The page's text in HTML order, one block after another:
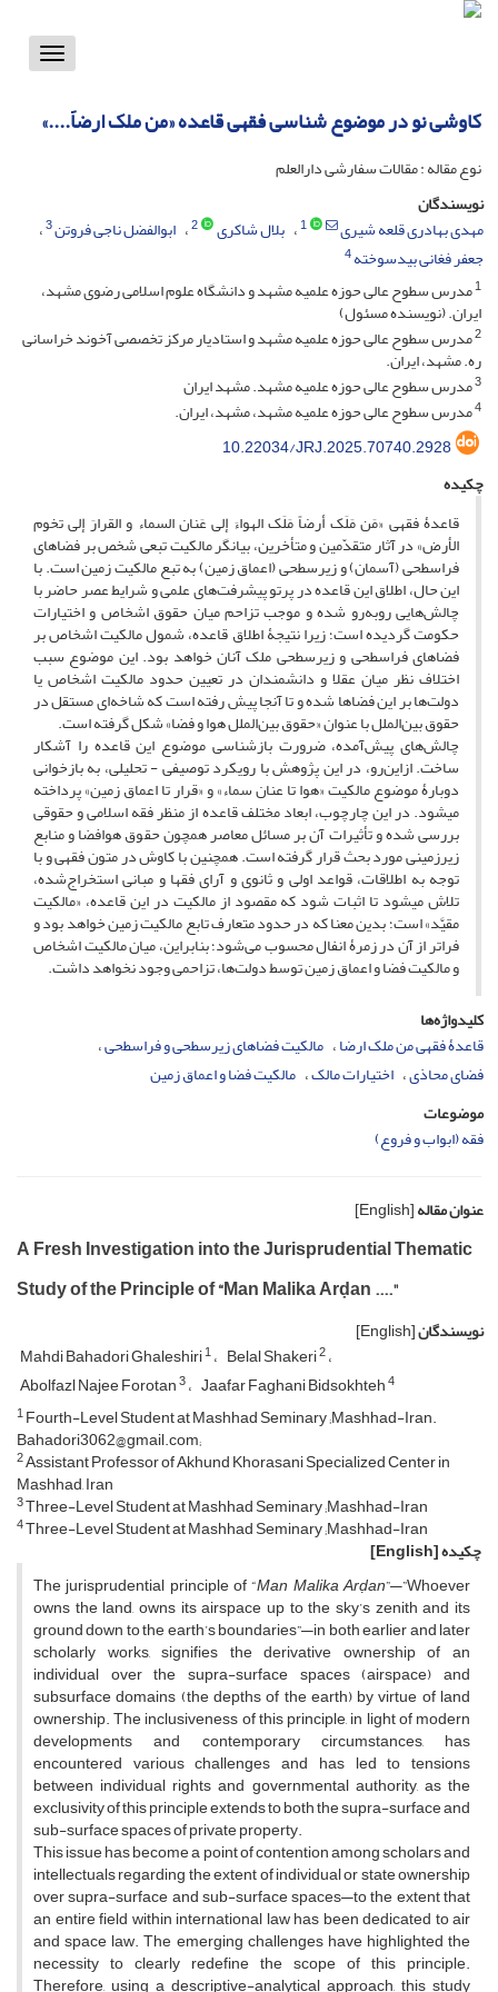
Toggle
کاوشی نو در موضوع شناسی فقهی قاعده «من ملک ارضاً....»
نوع مقاله : مقالات سفارشی دارالعلم
نویسندگان
مهدی بهادری قلعه شیری
1 بلال شاکری 2 ابوالفضل ناجی فروتن3
جعفر فغانی بیدسوخته4
1مدرس سطوح عالی حوزه علمیه مشهد و دانشگاه علوم اسلامی رضوی مشهد،
ایران. (نویسنده مسئول)
2مدرس سطوح عالی حوزه علمیه مشهد و استادیار مرکز تخصصی آخوند خراسانی
ره. مشهد، ایران.
3مدرس سطوح عالی حوزه علمیه مشهد. مشهد ایران
4مدرس سطوح عالی حوزه علمیه مشهد، مشهد، ایران.
10.22034/JRJ.2025.70740.2928
چکیده
قاعدۀ فقهی «مَن مَلَک أرضاً مَلَک الهواءَ إلی عَنان السماء و القرارَ إلی تخوم
الأرض» در آثار متقدّمین و متأخرین، بیانگر مالکیت تبعی شخص بر فضاهای
فراسطحی (آسمان) و زیرسطحی (اعماق زمین) به تبع مالکیت زمین است. با
این حال، اطلاق این قاعده در پرتو پیشرفت‌های علمی و شرایط عصر حاضر با
چالش‌هایی روبه‌رو شده و موجب تزاحم میان حقوق اشخاص و اختیارات
حکومت گردیده است؛ زیرا نتیجۀ اطلاق قاعده، شمول مالکیت اشخاص بر
فضاهای فراسطحی و زیرسطحی ملک آنان خواهد بود. این موضوع سبب
اختلاف نظر میان عقلا و دانشمندان در تعیین حدود مالکیت اشخاص یا
دولت‌ها بر این فضاها شده و تا آنجا پیش رفته است که شاخه‌ای مستقل در
حقوق بین‌الملل با عنوان «حقوق بین‌الملل هوا و فضا» شکل گرفته است.
چالش‌های پیش‌آمده، ضرورت بازشناسی موضوع این قاعده را آشکار
ساخت. ازاین‌رو، در این پژوهش با رویکرد توصیفی - تحلیلی، به بازخوانی
دوبارۀ موضوع مالکیت «هوا تا عنان سماء» و «قرار تا اعماق زمین» پرداخته
می­شود. در این چارچوب، ابعاد مختلف قاعده از منظر فقه اسلامی و حقوقی
بررسی شده و تأثیرات آن بر مسائل معاصر همچون حقوق هوافضا و منابع
زیرزمینی مورد بحث قرار گرفته است. همچنین با کاوش در متون فقهی و با
توجه به اطلاقات، قواعد اولی و ثانوی و آرای فقها و مبانی استخراج‌شده،
تلاش می­شود تا اثبات شود که مقصود از مالکیت در این قاعده، «مالکیت
مقیَّد» است؛ بدین معنا که در حدود متعارف تابع مالکیت زمین خواهد بود و
فراتر از آن در زمرۀ انفال محسوب می‌شود؛ بنابراین، میان مالکیت اشخاص
و مالکیت فضا و اعماق زمین توسط دولت‌ها، تزاحمی وجود نخواهد داشت.
کلیدواژه‌ها
قاعدۀ فقهی من ملک ارضا مالکیت فضاهای زیرسطحی و فراسطحی
فضای محاذی اختیارات مالک مالکیت فضا و اعماق زمین
موضوعات
فقه (ابواب و فروع)
عنوان مقاله[English]
A Fresh Investigation into the Jurisprudential Thematic
Study of the Principle of “Man Malika Arḍan ...."
نویسندگان[English]
Mahdi Bahadori Ghaleshiri1 Belal Shakeri2
Abolfazl Najee Forotan3 Jaafar Faghani Bidsokhteh4
1Fourth-Level Student at Mashhad Seminary ;Mashhad-Iran.
Bahadori3062@gmail.com;
2Assistant Professor of Akhund Khorasani Specialized Center in
Mashhad, Iran
3Three-Level Student at Mashhad Seminary ;Mashhad-Iran
4Three-Level Student at Mashhad Seminary ;Mashhad-Iran
چکیده[English]
The jurisprudential principle of “Man Malika Arḍan”—”Whoever
owns the land, owns its airspace up to the sky’s zenith and its
ground down to the earth’s boundaries”—in both earlier and later
scholarly works, signifies the derivative ownership of an
individual over the supra-surface spaces (airspace) and
subsurface domains (the depths of the earth) by virtue of land
ownership. The inclusiveness of this principle, in light of modern
developments and contemporary circumstances, has
encountered various challenges and has led to tensions
between individual rights and governmental authority, as the
exclusivity of this principle extends to both the supra-surface and
sub-surface spaces of private property.
This issue has become a point of contention among scholars and
intellectuals regarding the extent of individual or state ownership
over supra-surface and sub-surface spaces—to the extent that
an entire field within international law has been dedicated to air
and space law. The emerging challenges have highlighted the
necessity to clearly redefine the scope of this principle.